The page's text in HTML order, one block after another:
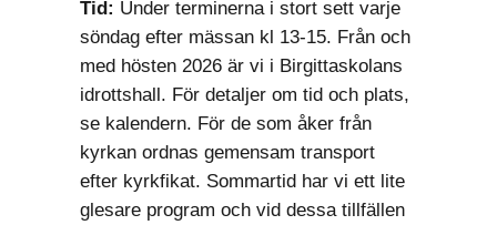
Tid: Under terminerna i stort sett varje
söndag efter mässan kl 13-15. Från och
med hösten 2026 är vi i Birgittaskolans
idrottshall. För detaljer om tid och plats,
se kalendern. För de som åker från
kyrkan ordnas gemensam transport
efter kyrkfikat. Sommartid har vi ett lite
glesare program och vid dessa tillfällen